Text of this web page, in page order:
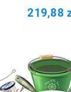
219,88